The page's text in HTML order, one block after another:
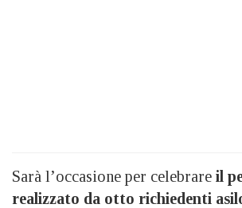
Sarà l’occasione per celebrare il
realizzato da otto richiedenti